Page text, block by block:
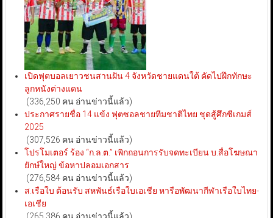
เปิดฟุตบอลเยาวชนสานฝัน 4 จังหวัดชายแดนใต้ คัดไปฝึกทักษะ
ลูกหนังต่างแดน
(336,250 คน อ่านข่าวนี้แล้ว)
ประกาศรายชื่อ 14 แข้ง ฟุตซอลชายทีมชาติไทย ชุดสู้ศึกซีเกมส์
2025
(307,526 คน อ่านข่าวนี้แล้ว)
โปรโมเตอร์ ร้อง “ก.ล.ต.” เพิกถอนการรับจดทะเบียน บ.สื่อโฆษณา
ยักษ์ใหญ่ ข้อหาปลอมเอกสาร
(276,584 คน อ่านข่าวนี้แล้ว)
ส.เรือใบ ต้อนรับ สหพันธ์เรือใบเอเชีย หารือพัฒนากีฬาเรือใบไทย-
เอเชีย